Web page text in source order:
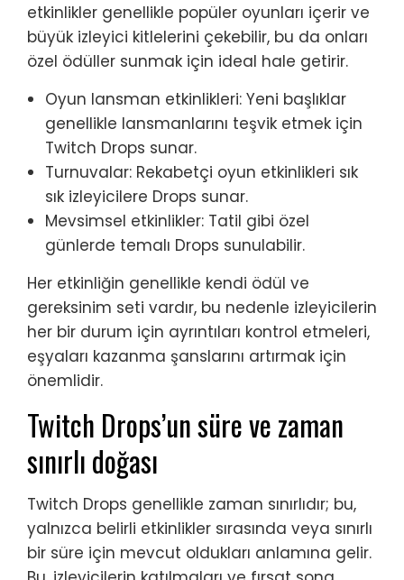
etkinlikler genellikle popüler oyunları içerir ve
büyük izleyici kitlelerini çekebilir, bu da onları
özel ödüller sunmak için ideal hale getirir.
Oyun lansman etkinlikleri: Yeni başlıklar
genellikle lansmanlarını teşvik etmek için
Twitch Drops sunar.
Turnuvalar: Rekabetçi oyun etkinlikleri sık
sık izleyicilere Drops sunar.
Mevsimsel etkinlikler: Tatil gibi özel
günlerde temalı Drops sunulabilir.
Her etkinliğin genellikle kendi ödül ve
gereksinim seti vardır, bu nedenle izleyicilerin
her bir durum için ayrıntıları kontrol etmeleri,
eşyaları kazanma şanslarını artırmak için
önemlidir.
Twitch Drops’un süre ve zaman
sınırlı doğası
Twitch Drops genellikle zaman sınırlıdır; bu,
yalnızca belirli etkinlikler sırasında veya sınırlı
bir süre için mevcut oldukları anlamına gelir.